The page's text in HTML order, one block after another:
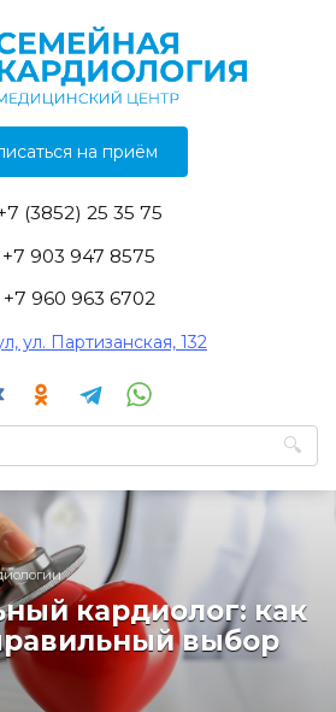
на приём
(3852) 25 35 75
+7 903 947 8575
+7 960 963 6702
ул. Партизанская, 132
кардиолог: как
выбор